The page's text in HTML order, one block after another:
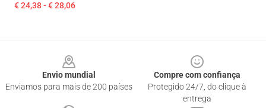
€ 24,38 - € 28,06
Envio mundial
Enviamos para mais de 200 países
Compre com confiança
Protegido 24/7, do clique à
entrega